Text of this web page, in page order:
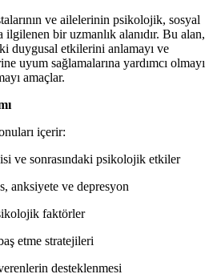
ve ailelerinin psikolojik, sosyal
ilgilenen bir uzmanlık alanıdır. Bu alan,
duygusal etkilerini anlamayı ve
uyum sağlamalarına yardımcı olmayı
amaçlar.
içerir:
ve sonrasındaki psikolojik etkiler
anksiyete ve depresyon
faktörler
etme stratejileri
desteklenmesi